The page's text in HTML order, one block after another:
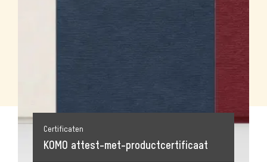
Certificaten
KOMO attest-met-productcertificaat